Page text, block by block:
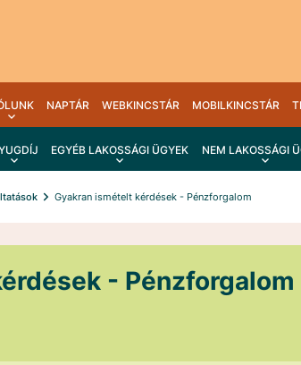
NAPTÁR WEBKINCSTÁR MOBILKINCSTÁR
EGYÉB LAKOSSÁGI ÜGYEK NEM LAKOSSÁGI
Gyakran ismételt kérdések - Pénzforgalom
- Pénzforgalom